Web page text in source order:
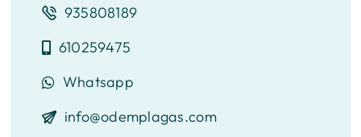
935808189
610259475
Whatsapp
info@odemplagas.com